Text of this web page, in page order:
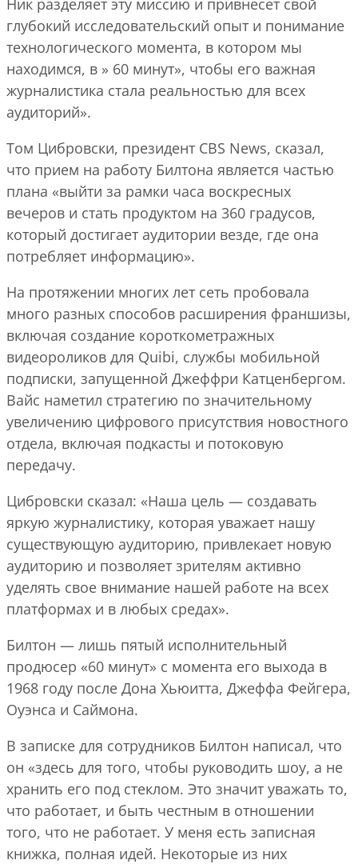
Ник разделяет эту миссию и привнесет свой
глубокий исследовательский опыт и понимание
технологического момента, в котором мы
находимся, в » 60 минут», чтобы его важная
журналистика стала реальностью для всех
аудиторий».
Том Цибровски, президент CBS News, сказал,
что прием на работу Билтона является частью
плана «выйти за рамки часа воскресных
вечеров и стать продуктом на 360 градусов,
который достигает аудитории везде, где она
потребляет информацию».
На протяжении многих лет сеть пробовала
много разных способов расширения франшизы,
включая создание короткометражных
видеороликов для Quibi, службы мобильной
подписки, запущенной Джеффри Катценбергом.
Вайс наметил стратегию по значительному
увеличению цифрового присутствия новостного
отдела, включая подкасты и потоковую
передачу.
Цибровски сказал: «Наша цель — создавать
яркую журналистику, которая уважает нашу
существующую аудиторию, привлекает новую
аудиторию и позволяет зрителям активно
уделять свое внимание нашей работе на всех
платформах и в любых средах».
Билтон — лишь пятый исполнительный
продюсер «60 минут» с момента его выхода в
1968 году после Дона Хьюитта, Джеффа Фейгера,
Оуэнса и Саймона.
В записке для сотрудников Билтон написал, что
он «здесь для того, чтобы руководить шоу, а не
хранить его под стеклом. Это значит уважать то,
что работает, и быть честным в отношении
того, что не работает. У меня есть записная
книжка, полная идей. Некоторые из них